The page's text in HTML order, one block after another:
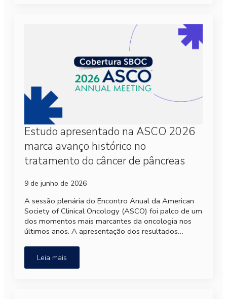
Estudo apresentado na ASCO 2026
marca avanço histórico no
tratamento do câncer de pâncreas
9 de junho de 2026
A sessão plenária do Encontro Anual da American
Society of Clinical Oncology (ASCO) foi palco de um
dos momentos mais marcantes da oncologia nos
últimos anos. A apresentação dos resultados…
Leia mais